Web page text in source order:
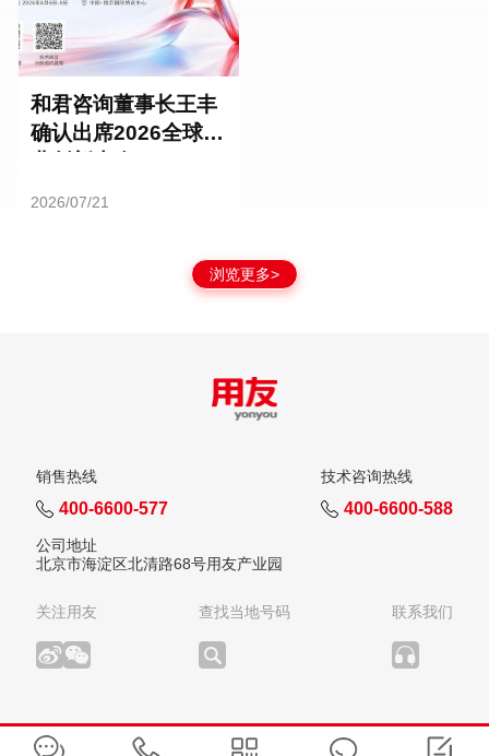
和君咨询董事长王丰
确认出席2026全球商
2026/07/21
浏览更多>
销售热线
400-6600-577
技术咨询热线
400-6600-588
公司地址
北京市海淀区北清路68号用友产业园
关注用友 查找当地号码 联系我们
版权所有：用友网络科技股份有限公司